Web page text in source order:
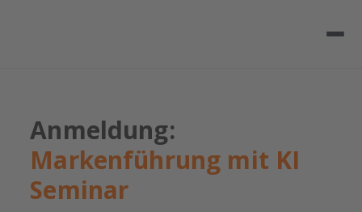
Anmeldung:
Markenführung mit KI
Seminar